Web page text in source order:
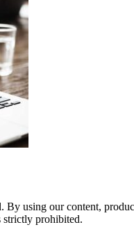
using our content,
strictly prohibited.